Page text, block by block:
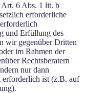
Art. 6 Abs. 1 lit. b
erforderliche
und Erfüllung des
wir gegenüber Dritten
im Rahmen der
Rechtsberatern
nur dann
erforderlich ist (z.B. auf